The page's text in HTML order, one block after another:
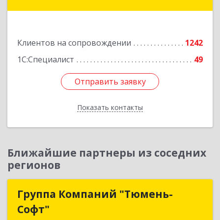
Клиентов на сопровождении
1242
1С:Специалист
49
Отправить заявку
Показать контакты
Отправить заявку
Назад
Ближайшие партнеры из соседних
регионов
Группа Компаний "Тюмень-
Софт"
Группа Компаний "Тюмень-